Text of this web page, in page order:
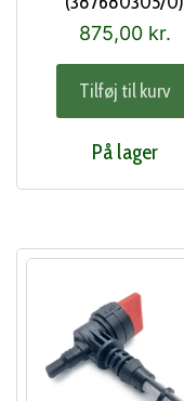
875,00 kr.
Tilføj til kurv
På lager